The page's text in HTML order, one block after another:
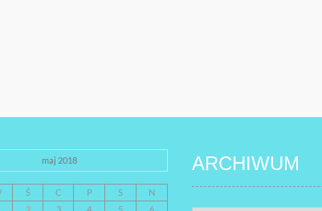
maj 2018
Ś C P S
N
ARCHIWUM